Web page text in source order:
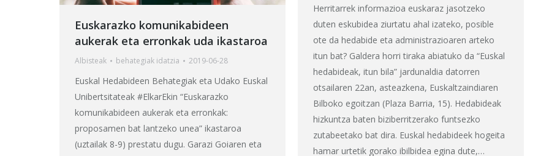
Euskarazko komunikabideen
aukerak eta erronkak uda ikastaroa
Albisteak behategiak idatzia 2019-06-28
Euskal Hedabideen Behategiak eta Udako Euskal
Unibertsitateak #ElkarEkin “Euskarazko
komunikabideen aukerak eta erronkak:
proposamen bat lantzeko unea” ikastaroa
(uztailak 8-9) prestatu dugu. Garazi Goiaren eta
Herritarrek informazioa euskaraz jasotzeko
duten eskubidea ziurtatu ahal izateko, posible
ote da hedabide eta administrazioaren arteko
itun bat? Galdera horri tiraka abiatuko da “Euskal
hedabideak, itun bila” jardunaldia datorren
otsailaren 22an, asteazkena, Euskaltzaindiaren
Bilboko egoitzan (Plaza Barria, 15). Hedabideak
hizkuntza baten biziberritzerako funtsezko
zutabeetako bat dira. Euskal hedabideek hogeita
hamar urtetik gorako ibilbidea egina dute,…